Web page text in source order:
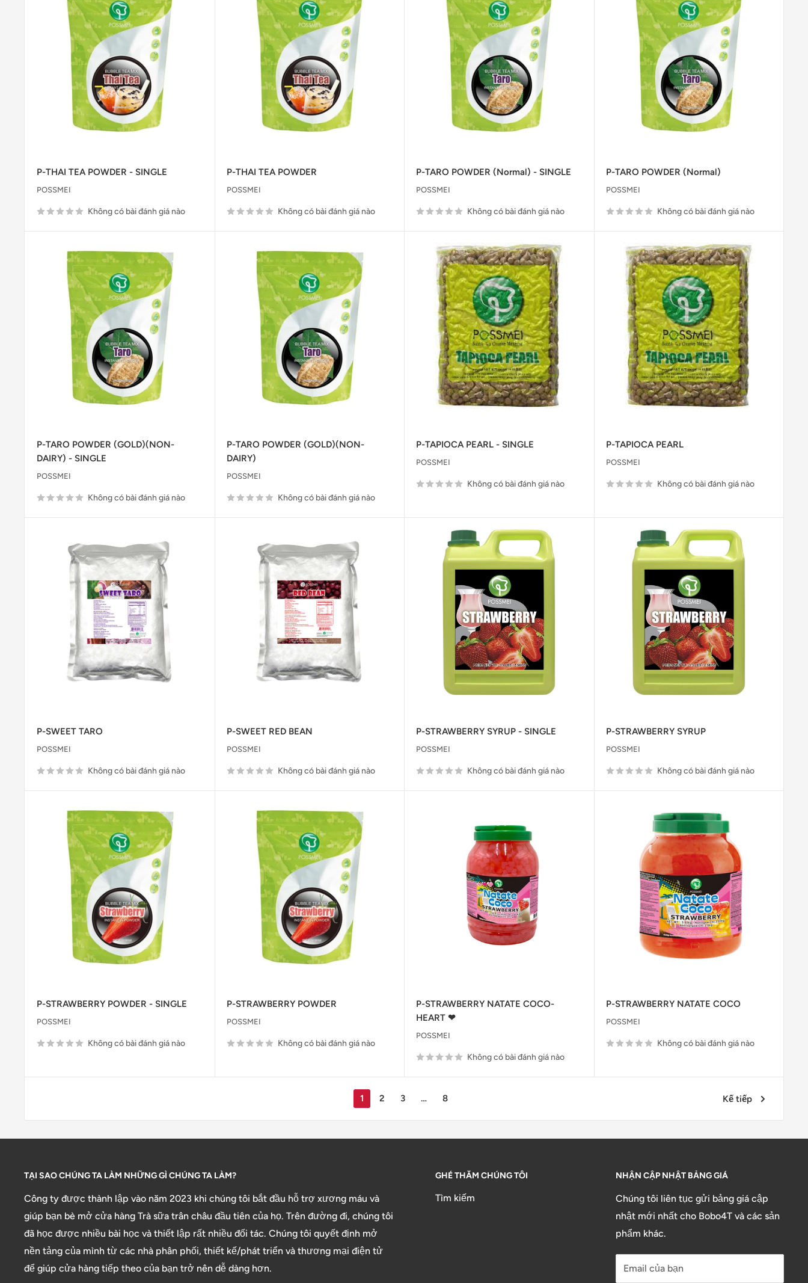
P-THAI TEA POWDER - SINGLE
POSSMEI
Không có bài đánh giá nào
P-THAI TEA POWDER
POSSMEI
Không có bài đánh giá nào
P-TARO POWDER (Normal) - SINGLE
POSSMEI
Không có bài đánh giá nào
P-TARO POWDER (Normal)
POSSMEI
Không có bài đánh giá nào
P-TARO POWDER (GOLD)(NON-
DAIRY) - SINGLE
POSSMEI
Không có bài đánh giá nào
P-TARO POWDER (GOLD)(NON-
DAIRY)
POSSMEI
Không có bài đánh giá nào
P-TAPIOCA PEARL - SINGLE
POSSMEI
Không có bài đánh giá nào
P-TAPIOCA PEARL
POSSMEI
Không có bài đánh giá nào
P-SWEET TARO
POSSMEI
Không có bài đánh giá nào
P-SWEET RED BEAN
POSSMEI
Không có bài đánh giá nào
P-STRAWBERRY SYRUP - SINGLE
POSSMEI
Không có bài đánh giá nào
P-STRAWBERRY SYRUP
POSSMEI
Không có bài đánh giá nào
P-STRAWBERRY POWDER - SINGLE
POSSMEI
Không có bài đánh giá nào
P-STRAWBERRY POWDER
POSSMEI
Không có bài đánh giá nào
P-STRAWBERRY NATATE COCO-
HEART ❤
POSSMEI
Không có bài đánh giá nào
P-STRAWBERRY NATATE COCO
POSSMEI
Không có bài đánh giá nào
1 2 3 … 8 Kế tiếp
TẠI SAO CHÚNG TA LÀM NHỮNG GÌ CHÚNG TA LÀM?
Công ty được thành lập vào năm 2023 khi chúng tôi bắt đầu hỗ trợ xương máu và
giúp bạn bè mở cửa hàng Trà sữa trân châu đầu tiên của họ. Trên đường đi, chúng tôi
đã học được nhiều bài học và thiết lập rất nhiều đối tác. Chúng tôi quyết định mở
nền tảng của mình từ các nhà phân phối, thiết kế/phát triển và thương mại điện tử
để giúp cửa hàng tiếp theo của bạn trở nên dễ dàng hơn.
GHÉ THĂM CHÚNG TÔI
Tìm kiếm
NHẬN CẬP NHẬT BẢNG GIÁ
Chúng tôi liên tục gửi bảng giá cập
nhật mới nhất cho Bobo4T và các sản
phẩm khác.
Email của bạn